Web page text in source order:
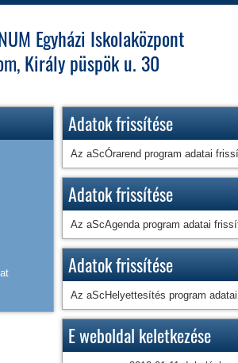
Egyházi Iskolaközpont
Király püspök u. 30
Adatok frissítése
Az aScÓrarend program adatai
Adatok frissítése
Az aScAgenda program adatai
Adatok frissítése
Az aScHelyettesítés program
E weboldal keletkezése